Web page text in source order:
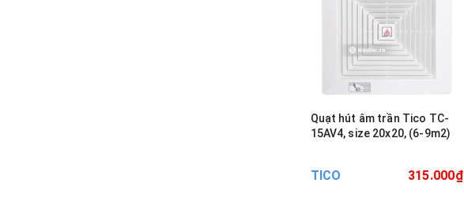
Quạt hút âm trần Tico TC-
15AV4, size 20x20, (6-9m2)
TICO 315.000₫